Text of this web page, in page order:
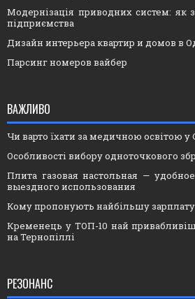
Модернізація приводних систем: як
підприємства
Дизайн интерьера квартир и домов в
Парсинг номеров вайбер
ВАЖЛИВО
Чи варто їхати за медичною освітою
Особливості вибору одноточкового
Плита газовая настольная —
выездного использования
Кому пропонують найбільшу
Кременець у ТОП-10 най
на Тернопіллі
РЕЗОНАНС